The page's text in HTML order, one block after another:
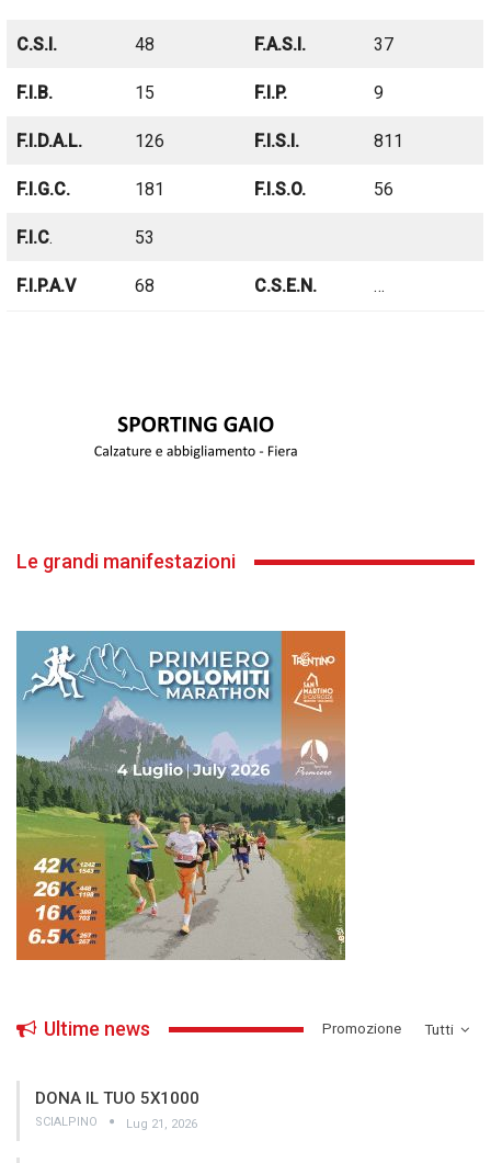
C.S.I. 48 F.A.S.I. 37
F.I.B. 15 F.I.P. 9
F.I.D.A.L. 126 F.I.S.I. 811
F.I.G.C. 181 F.I.S.O. 56
F.I.C. 53
F.I.P.A.V 68 C.S.E.N. …
Le grandi manifestazioni
Tutti
Ultime news ­Promozione
DONA IL TUO 5X1000
SCIALPINO Lug 21, 2026